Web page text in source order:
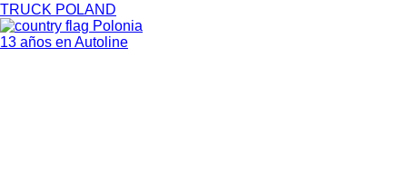
TRUCK POLAND
Polonia
13 años en Autoline